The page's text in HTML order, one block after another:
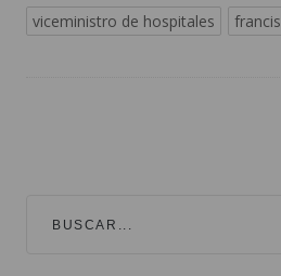
viceministro de hospitales